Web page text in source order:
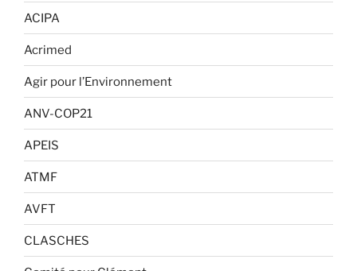
ACIPA
Acrimed
Agir pour l’Environnement
ANV-COP21
APEIS
ATMF
AVFT
CLASCHES